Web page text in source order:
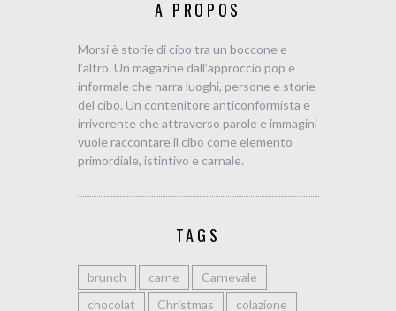
A PROPOS
Morsi è storie di cibo tra un boccone e
l’altro. Un magazine dall’approccio pop e
informale che narra luoghi, persone e storie
del cibo. Un contenitore anticonformista e
irriverente che attraverso parole e immagini
vuole raccontare il cibo come elemento
primordiale, istintivo e carnale.
TAGS
brunch carne
Carnevale
chocolat
Christmas
colazione